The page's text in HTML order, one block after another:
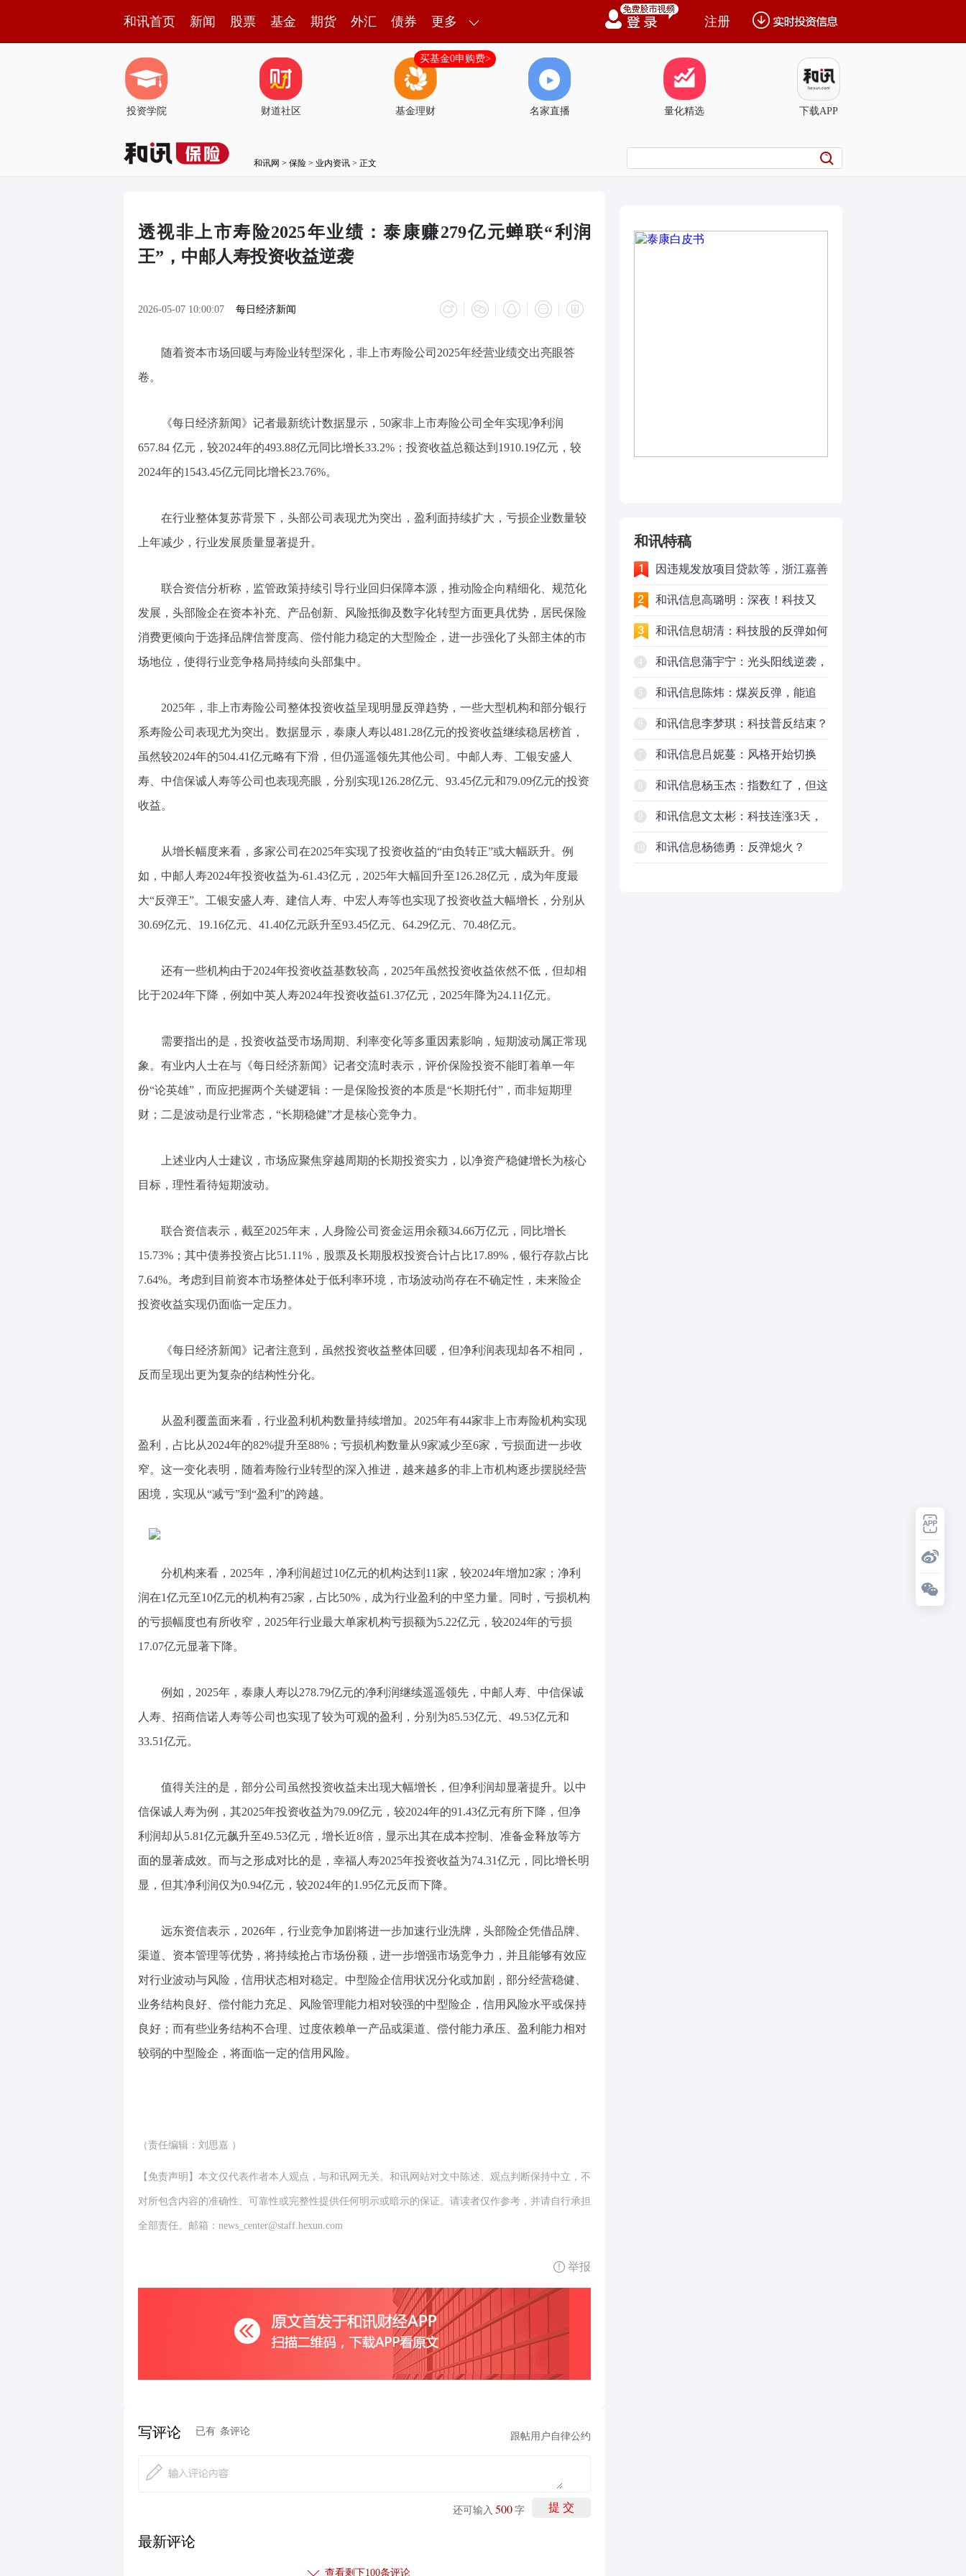
和讯首页 新闻 股票 基金 期货 外汇 债券 更多 注册
投资学院 财道社区 基金理财
买基金0申购费>
名家直播 量化精选 下载APP
和讯网 > 保险 > 业内资讯 > 正文
透视非上市寿险2025年业绩：泰康赚279亿元蝉联“利润
王”，中邮人寿投资收益逆袭
2026-05-07 10:00:07 每日经济新闻
随着资本市场回暖与寿险业转型深化，非上市寿险公司2025年经营业绩交出亮眼答
卷。
《每日经济新闻》记者最新统计数据显示，50家非上市寿险公司全年实现净利润
657.84 亿元，较2024年的493.88亿元同比增长33.2%；投资收益总额达到1910.19亿元，较
2024年的1543.45亿元同比增长23.76%。
在行业整体复苏背景下，头部公司表现尤为突出，盈利面持续扩大，亏损企业数量较
上年减少，行业发展质量显著提升。
联合资信分析称，监管政策持续引导行业回归保障本源，推动险企向精细化、规范化
发展，头部险企在资本补充、产品创新、风险抵御及数字化转型方面更具优势，居民保险
消费更倾向于选择品牌信誉度高、偿付能力稳定的大型险企，进一步强化了头部主体的市
场地位，使得行业竞争格局持续向头部集中。
2025年，非上市寿险公司整体投资收益呈现明显反弹趋势，一些大型机构和部分银行
系寿险公司表现尤为突出。数据显示，泰康人寿以481.28亿元的投资收益继续稳居榜首，
虽然较2024年的504.41亿元略有下滑，但仍遥遥领先其他公司。中邮人寿、工银安盛人
寿、中信保诚人寿等公司也表现亮眼，分别实现126.28亿元、93.45亿元和79.09亿元的投资
收益。
从增长幅度来看，多家公司在2025年实现了投资收益的“由负转正”或大幅跃升。例
如，中邮人寿2024年投资收益为-61.43亿元，2025年大幅回升至126.28亿元，成为年度最
大“反弹王”。工银安盛人寿、建信人寿、中宏人寿等也实现了投资收益大幅增长，分别从
30.69亿元、19.16亿元、41.40亿元跃升至93.45亿元、64.29亿元、70.48亿元。
还有一些机构由于2024年投资收益基数较高，2025年虽然投资收益依然不低，但却相
比于2024年下降，例如中英人寿2024年投资收益61.37亿元，2025年降为24.11亿元。
需要指出的是，投资收益受市场周期、利率变化等多重因素影响，短期波动属正常现
象。有业内人士在与《每日经济新闻》记者交流时表示，评价保险投资不能盯着单一年
份“论英雄”，而应把握两个关键逻辑：一是保险投资的本质是“长期托付”，而非短期理
财；二是波动是行业常态，“长期稳健”才是核心竞争力。
上述业内人士建议，市场应聚焦穿越周期的长期投资实力，以净资产稳健增长为核心
目标，理性看待短期波动。
联合资信表示，截至2025年末，人身险公司资金运用余额34.66万亿元，同比增长
15.73%；其中债券投资占比51.11%，股票及长期股权投资合计占比17.89%，银行存款占比
7.64%。考虑到目前资本市场整体处于低利率环境，市场波动尚存在不确定性，未来险企
投资收益实现仍面临一定压力。
《每日经济新闻》记者注意到，虽然投资收益整体回暖，但净利润表现却各不相同，
反而呈现出更为复杂的结构性分化。
从盈利覆盖面来看，行业盈利机构数量持续增加。2025年有44家非上市寿险机构实现
盈利，占比从2024年的82%提升至88%；亏损机构数量从9家减少至6家，亏损面进一步收
窄。这一变化表明，随着寿险行业转型的深入推进，越来越多的非上市机构逐步摆脱经营
困境，实现从“减亏”到“盈利”的跨越。
分机构来看，2025年，净利润超过10亿元的机构达到11家，较2024年增加2家；净利
润在1亿元至10亿元的机构有25家，占比50%，成为行业盈利的中坚力量。同时，亏损机构
的亏损幅度也有所收窄，2025年行业最大单家机构亏损额为5.22亿元，较2024年的亏损
17.07亿元显著下降。
例如，2025年，泰康人寿以278.79亿元的净利润继续遥遥领先，中邮人寿、中信保诚
人寿、招商信诺人寿等公司也实现了较为可观的盈利，分别为85.53亿元、49.53亿元和
33.51亿元。
值得关注的是，部分公司虽然投资收益未出现大幅增长，但净利润却显著提升。以中
信保诚人寿为例，其2025年投资收益为79.09亿元，较2024年的91.43亿元有所下降，但净
利润却从5.81亿元飙升至49.53亿元，增长近8倍，显示出其在成本控制、准备金释放等方
面的显著成效。而与之形成对比的是，幸福人寿2025年投资收益为74.31亿元，同比增长明
显，但其净利润仅为0.94亿元，较2024年的1.95亿元反而下降。
远东资信表示，2026年，行业竞争加剧将进一步加速行业洗牌，头部险企凭借品牌、
渠道、资本管理等优势，将持续抢占市场份额，进一步增强市场竞争力，并且能够有效应
对行业波动与风险，信用状态相对稳定。中型险企信用状况分化或加剧，部分经营稳健、
业务结构良好、偿付能力充足、风险管理能力相对较强的中型险企，信用风险水平或保持
良好；而有些业务结构不合理、过度依赖单一产品或渠道、偿付能力承压、盈利能力相对
较弱的中型险企，将面临一定的信用风险。
（责任编辑：刘思嘉 ）
【免责声明】本文仅代表作者本人观点，与和讯网无关。和讯网站对文中陈述、观点判断保持中立，不
对所包含内容的准确性、可靠性或完整性提供任何明示或暗示的保证。请读者仅作参考，并请自行承担
全部责任。邮箱：news_center@staff.hexun.com
举报
写评论 已有 条评论 跟帖用户自律公约
提 交
还可输入 500 字
最新评论
查看剩下100条评论
和讯特稿
因违规发放项目贷款等，浙江嘉善
农村商业银行股份有限公司被罚款
230万元
和讯信息高璐明：深夜！科技又
跌！今天会跌吗？
和讯信息胡清：科技股的反弹如何
对待？
和讯信息蒲宇宁：光头阳线逆袭，
新主线已浮现？周五大盘怎么走？
5 和讯信息陈炜：煤炭反弹，能追
吗？八月主线看哪？
和讯信息李梦琪：科技普反结束？
7 和讯信息吕妮蔓：风格开始切换
了，周五干万注意
和讯信息杨玉杰：指数红了，但这
个信号警惕！
和讯信息文太彬：科技连涨3天，
明天会迎来分化？
和讯信息杨德勇：反弹熄火？